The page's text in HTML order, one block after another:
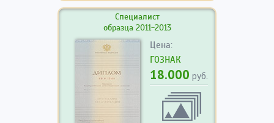
Специалист
образца 2011-2013
Цена:
ГОЗНАК
18.000 руб.